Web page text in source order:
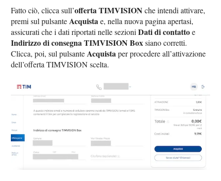
Fatto ciò, clicca sull’offerta TIMVISION che intendi attivare,
premi sul pulsante Acquistae, nella nuova pagina apertasi,
assicurati che i dati riportati nelle sezioniDati di contattoe
Indirizzo di consegna TIMVISION Boxsiano corretti.
Clicca, poi, sul pulsante Acquistaper procedere all’attivazione
dell’offerta TIMVISION scelta.